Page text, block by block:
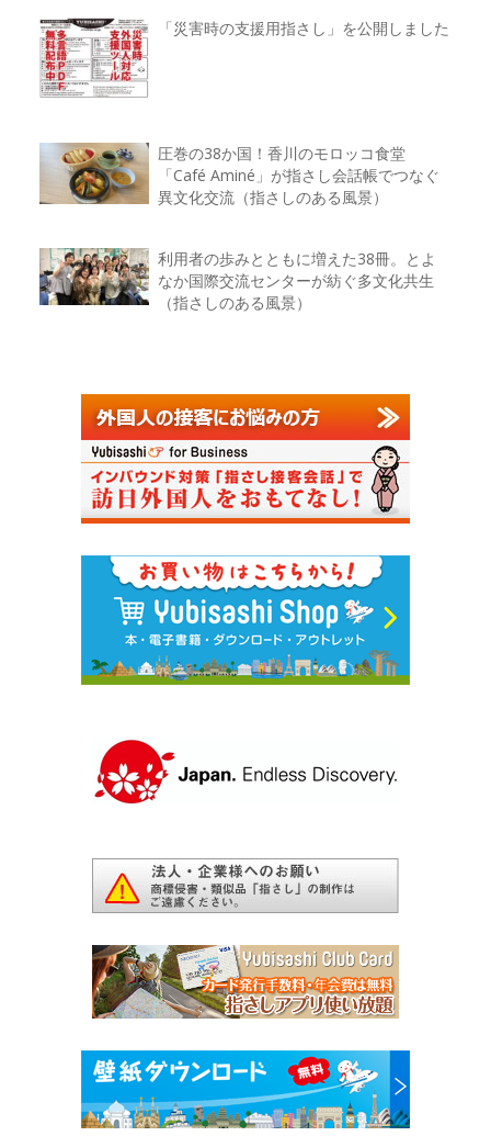
「災害時の支援用指さし」を公開しました
圧巻の38か国！香川のモロッコ食堂
「Café Aminé」が指さし会話帳でつなぐ
異文化交流（指さしのある風景）
利用者の歩みとともに増えた38冊。とよ
なか国際交流センターが紡ぐ多文化共生
（指さしのある風景）